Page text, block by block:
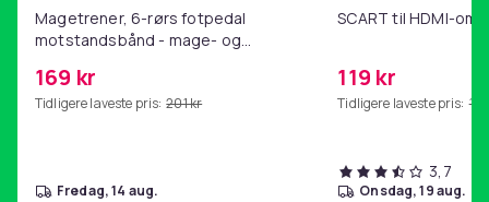
Magetrener, 6-rørs fotpedal
motstandsbånd - mage- og
hjemmegymnastikk Pink
169 kr
Tidligere laveste pris: 201 kr
fredag, 14 aug.
SCART til HDMI-
119 kr
Tidligere laveste pris:
3,7
onsdag, 19 aug.